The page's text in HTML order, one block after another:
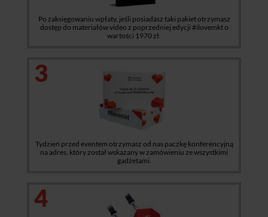
Po zaksięgowaniu wpłaty, jeśli posiadasz taki pakiet otrzymasz
dostęp do materiałów video z poprzedniej edycji #ilovemkt o
wartości 1970 zł.
3
Tydzień przed eventem otrzymasz od nas paczkę konferencyjną
na adres, który został wskazany w zamówieniu ze wszystkimi
gadżetami.
4